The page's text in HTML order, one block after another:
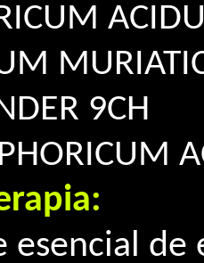
9CH
esencial de